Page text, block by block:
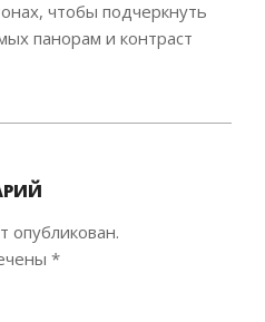
чтобы подчеркнуть
панорам и контраст
опубликован.
*